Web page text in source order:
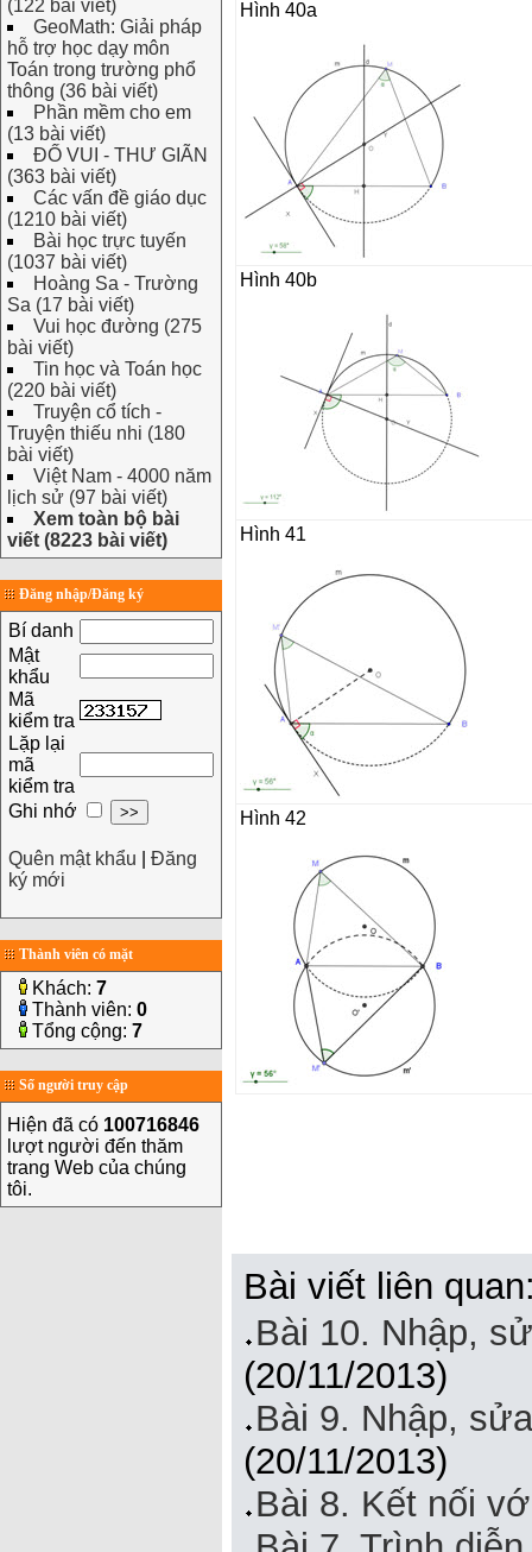
(122 bài viết)
GeoMath: Giải pháp
hỗ trợ học dạy môn
Toán trong trường phổ
thông (36 bài viết)
Phần mềm cho em
(13 bài viết)
ĐỐ VUI - THƯ GIÃN
(363 bài viết)
Các vấn đề giáo dục
(1210 bài viết)
Bài học trực tuyến
(1037 bài viết)
Hoàng Sa - Trường
Sa (17 bài viết)
Vui học đường (275
bài viết)
Tin học và Toán học
(220 bài viết)
Truyện cổ tích -
Truyện thiếu nhi (180
bài viết)
Việt Nam - 4000 năm
lịch sử (97 bài viết)
Xem toàn bộ bài
viết (8223 bài viết)
Đăng nhập/Đăng ký
Bí danh
Mật
khẩu
Mã
kiểm tra
Lặp lại
mã
kiểm tra
Ghi nhớ
Quên mật khẩu
Đăng
ký mới
Thành viên có mặt
Khách: 7
Thành viên: 0
Tổng cộng: 7
Số người truy cập
Hiện đã có 100716846
lượt người đến thăm
trang Web của chúng
tôi.
Hình 40a
Hình 40b
Hình 41
Hình 42
Bài viết liên
Bài 10. Nhập,
(20/11/2013)
Bài 9. Nhập,
(20/11/2013)
Bài 8. Kết nối